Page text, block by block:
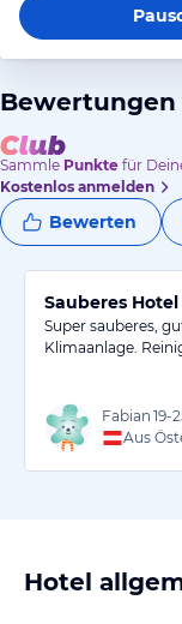
Bewertungen
Sammle Punkte für
Kostenlos anmelden
Bewerten
Sauberes
Super sauberes,
Klimaanlage.
Fabian 19-
Aus
Hotel